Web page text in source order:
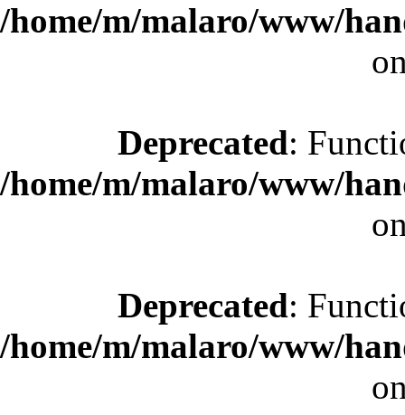
/home/m/malaro/www/
Deprecated:
/home/m/malaro/www/
Deprecated:
/home/m/malaro/www/